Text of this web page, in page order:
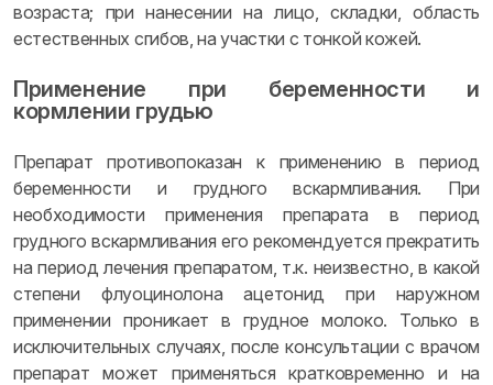
возраста; при нанесении на лицо, складки, область
естественных сгибов, на участки с тонкой кожей.
Применение при беременности и
кормлении грудью
Препарат противопоказан к применению в период
беременности и грудного вскармливания. При
необходимости применения препарата в период
грудного вскармливания его рекомендуется прекратить
на период лечения препаратом, т.к. неизвестно, в какой
степени флуоцинолона ацетонид при наружном
применении проникает в грудное молоко. Только в
исключительных случаях, после консультации с врачом
препарат может применяться кратковременно и на